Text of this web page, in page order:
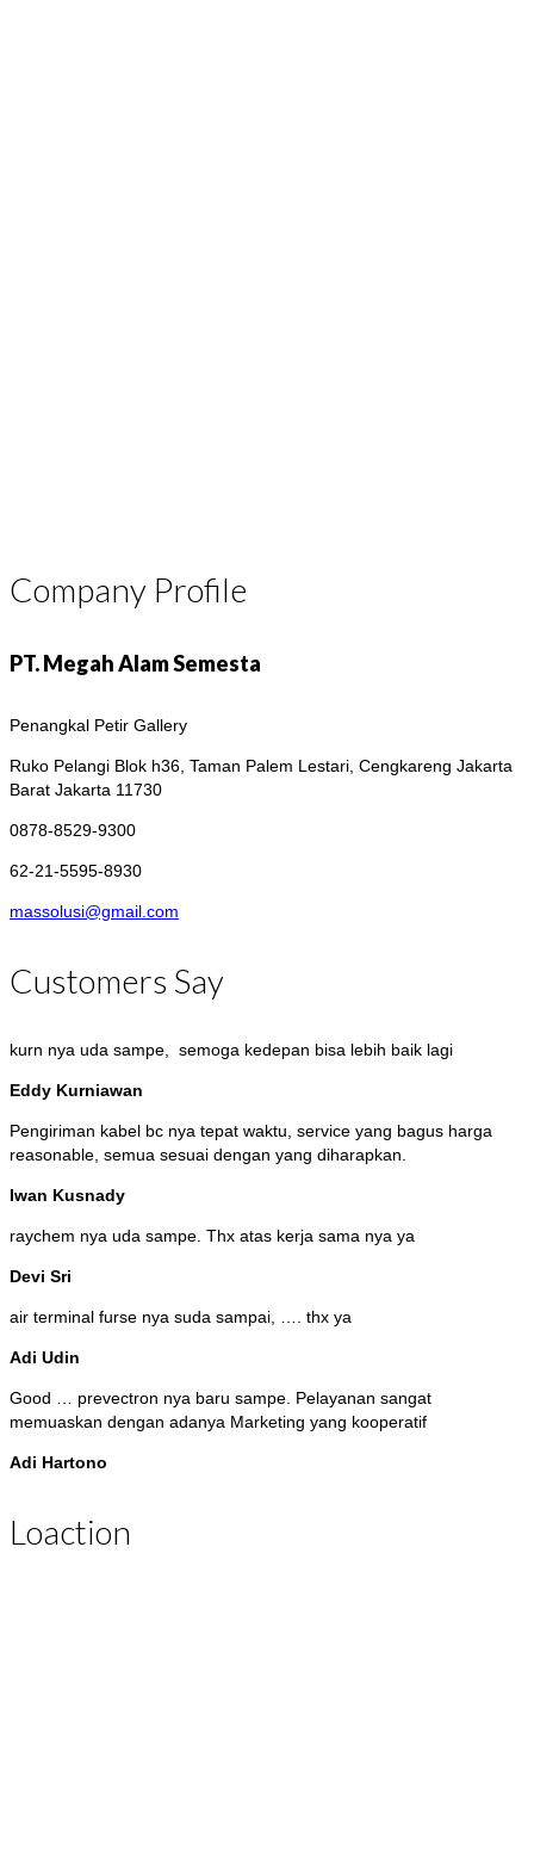
Company Profile
PT. Megah Alam Semesta
Penangkal Petir Gallery
Ruko Pelangi Blok h36, Taman Palem Lestari, Cengkareng Jakarta
Barat Jakarta 11730
0878-8529-9300
62-21-5595-8930
massolusi@gmail.com
Customers Say
kurn nya uda sampe, semoga kedepan bisa lebih baik lagi
Eddy Kurniawan
Pengiriman kabel bc nya tepat waktu, service yang bagus harga
reasonable, semua sesuai dengan yang diharapkan.
Iwan Kusnady
raychem nya uda sampe. Thx atas kerja sama nya ya
Devi Sri
air terminal furse nya suda sampai, …. thx ya
Adi Udin
Good … prevectron nya baru sampe. Pelayanan sangat
memuaskan dengan adanya Marketing yang kooperatif
Adi Hartono
Loaction